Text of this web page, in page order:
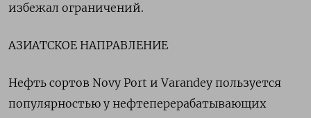
избежал ограничений.
АЗИАТСКОЕ НАПРАВЛЕНИЕ
Нефть сортов Novy Port и Varandey пользуется
популярностью у нефтеперерабатывающих